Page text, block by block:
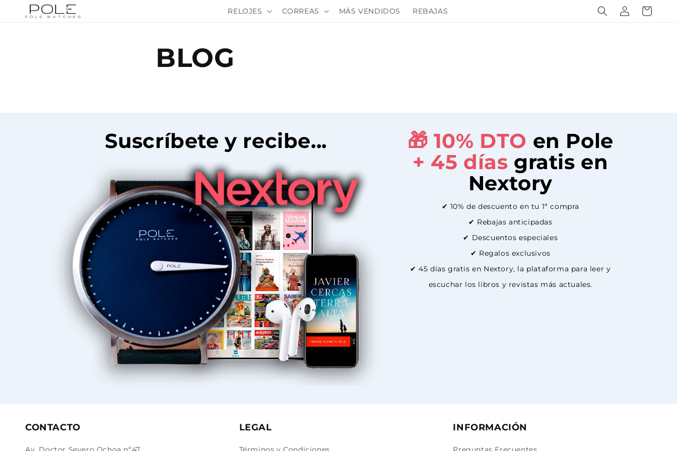
directamente
al contenido
RELOJES CORREAS MÁS VENDIDOS REBAJAS
Iniciar
sesión
Carrito
BLOG
Suscríbete y recibe... 🎁 10% DTO en Pole
+ 45 días gratis en
Nextory
✔ 10% de descuento en tu 1ª compra
✔ Rebajas anticipadas
✔ Descuentos especiales
✔ Regalos exclusivos
✔ 45 días gratis en Nextory, la plataforma para leer y
escuchar los libros y revistas más actuales.
CONTACTO LEGAL INFORMACIÓN